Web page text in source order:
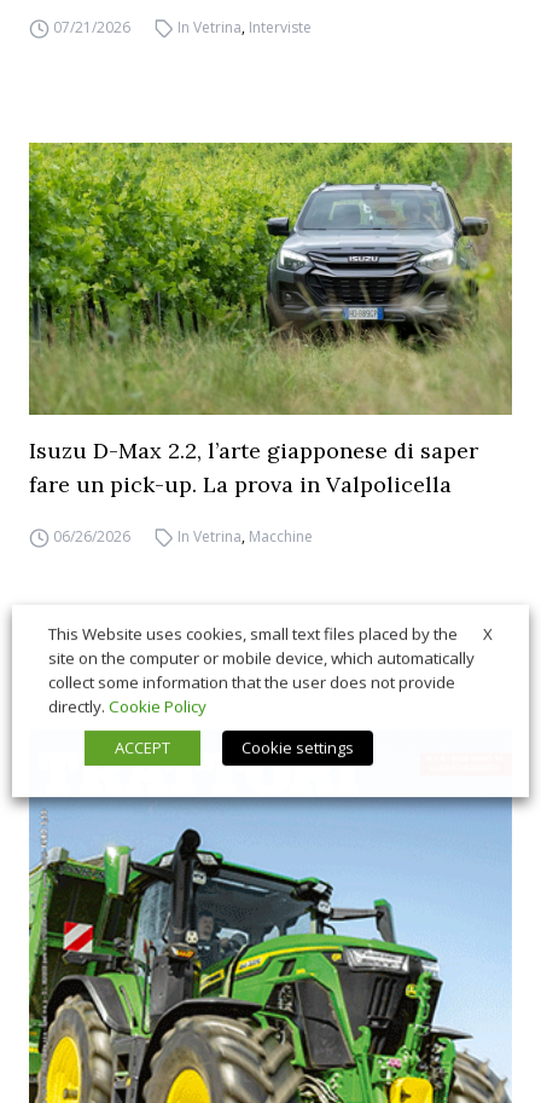
07/21/2026 In Vetrina, Interviste
Isuzu D-Max 2.2, l’arte giapponese di saper
fare un pick-up. La prova in Valpolicella
06/26/2026 In Vetrina, Macchine
X
This Website uses cookies, small text files placed by the
site on the computer or mobile device, which automatically
collect some information that the user does not provide
directly. Cookie Policy
ACCEPT
Cookie settings